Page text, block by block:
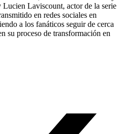
Laviscount, actor de la serie
en redes sociales en
a los fanáticos seguir de cerca
su proceso de transformación en